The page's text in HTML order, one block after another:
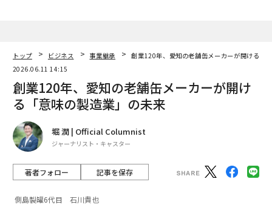
トップ ビジネス 事業継承
創業120年、愛知の老舗缶メーカーが開ける「
2026.06.11 14:15
創業120年、愛知の老舗缶メーカーが開け
る「意味の製造業」の未来
堀 潤 | Official Columnist
ジャーナリスト・キャスター
著者フォロー 記事を保存
側島製罐6代目 石川貴也